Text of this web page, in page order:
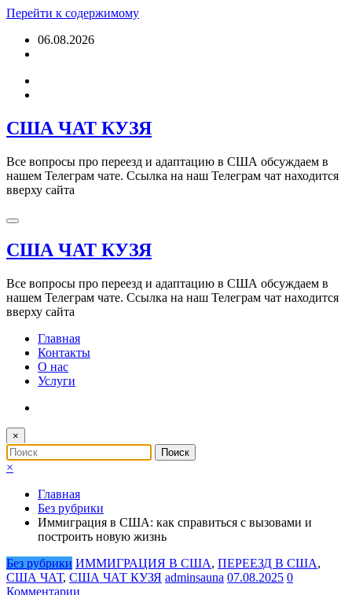
Перейти к содержимому
06.08.2026
США ЧАТ КУЗЯ
Все вопросы про переезд и адаптацию в США обсуждаем в
нашем Телеграм чате. Ссылка на наш Телеграм чат находится
вверху сайта
США ЧАТ КУЗЯ
Все вопросы про переезд и адаптацию в США обсуждаем в
нашем Телеграм чате. Ссылка на наш Телеграм чат находится
вверху сайта
Главная
Контакты
О нас
Услуги
×
×
Главная
Без рубрики
Иммиграция в США: как справиться с вызовами и
построить новую жизнь
Без рубрики ИММИГРАЦИЯ В США, ПЕРЕЕЗД В США,
США ЧАТ, США ЧАТ КУЗЯ adminsauna 07.08.2025 0
Комментарии